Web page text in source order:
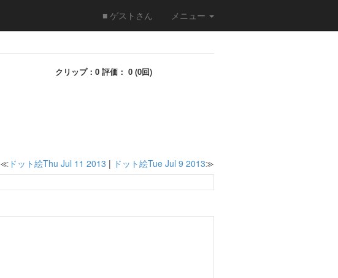
■ ゲストさん メニュー
クリップ：0 評価： 0 (0回)
≪ドット絵Thu Jul 11 2013 | ドット絵Tue Jul 9 2013≫